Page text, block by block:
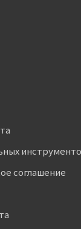
соглашение